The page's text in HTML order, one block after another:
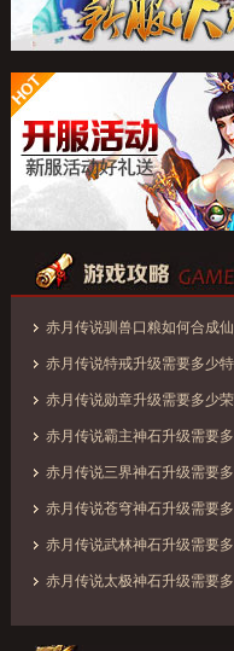
赤月传说驯兽口粮如何合成
兽精魄合成攻略
赤月传说特戒升级需要多少
据
赤月传说勋章升级需要多少
赤月传说霸主神石升级需要
级数据
赤月传说三界神石升级需要
级数据
赤月传说苍穹神石升级需要
级数据
赤月传说武林神石升级需要
级数据
赤月传说太极神石升级需要